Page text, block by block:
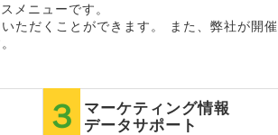
メニューです。
ただくことができます。 また、弊社が開催
マーケティング情報
データサポート